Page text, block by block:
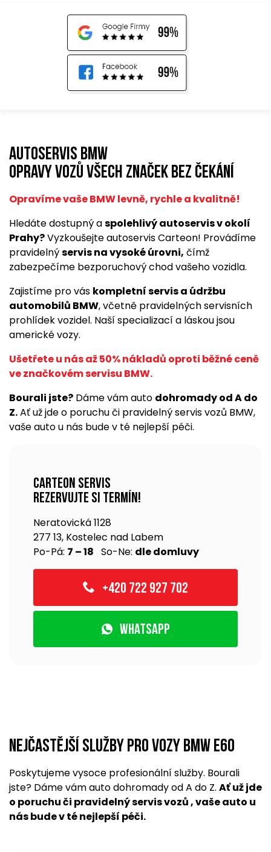
Autoservis BMW
opravy vozů všech značek bez čekání
Opravíme vaše BMW levně, rychle a kvalitně!
Hledáte dostupný aspolehlivý autoservis v okolí
Prahy?Vyzkoušejte autoservis Carteon! Provádíme
pravidelnýservis na vysoké úrovni, čímž
zabezpečíme bezporuchový chod vašeho vozidla.
Zajistíme pro vás kompletní servis a údržbu
automobilů BMW, včetně pravidelných servisních
prohlídek vozidel. Naší specializací a láskou jsou
americké vozy.
Ušetřete u nás až 50% nákladů oproti běžné ceně
ve značkovém servisu BMW.
Bourali jste? Dáme vám auto dohromady od A do
Z.Ať už jde o poruchu či pravidelný servis vozů BMW,
vaše auto u nás bude v té nejlepší péči.
Carteon servis
rezervujte si termín!
Neratovická 1128
277 13, Kostelec nad Labem
Po-Pá: 7 – 18 So-Ne: dle domluvy
+420 722 927 702
WhatsApp
Nejčastější služby pro vozy BMW E60
Poskytujeme vysoce profesionální služby. Bourali
jste? Dáme vám auto dohromady od A do Z. Ať už jde
o poruchu či pravidelný servis vozů , vaše auto u
nás bude v té nejlepší péči.